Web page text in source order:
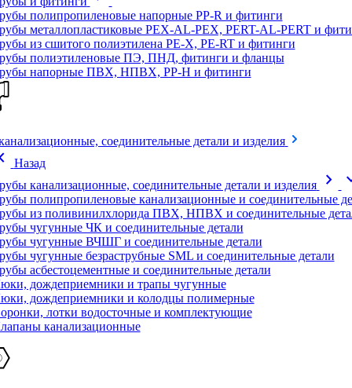
полипропиленовые напорные PP-R и фитинги
металлопластиковые PEX-AL-PEX, PERT-AL-PERT и
из сшитого полиэтилена PE-X, PE-RT и фитинги
полиэтиленовые ПЭ, ПНД, фитинги и фланцы
напорные ПВХ, НПВХ, PP-H и фитинги
соединительные детали и изделия
Назад
канализационные, соединительные детали и изделия
chevron_right
полипропиленовые канализационные и соединительные
из поливинилхлорида ПВХ, НПВХ и соединительные
чугунные ЧК и соединительные детали
чугунные ВЧШГ и соединительные детали
чугунные безраструбные SML и соединительные детали
асбестоцементные и соединительные детали
дождеприемники и трапы чугунные
дождеприемники и колодцы полимерные
лотки водосточные и комплектующие
канализационные